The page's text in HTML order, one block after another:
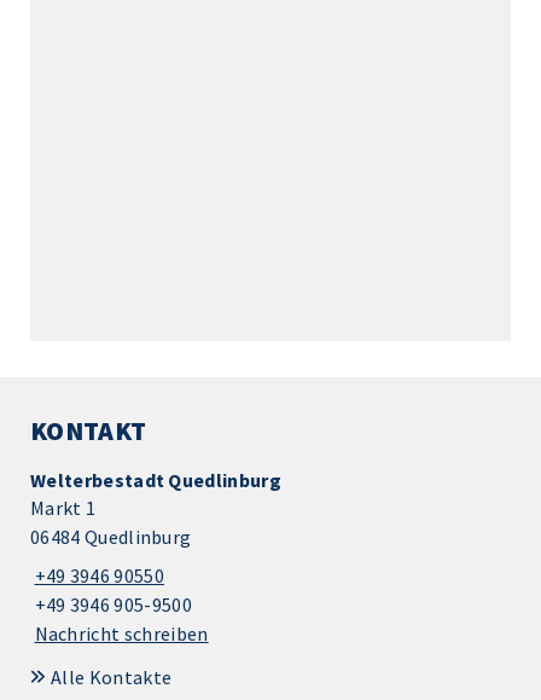
KONTAKT
Welterbestadt Quedlinburg
Markt 1
06484 Quedlinburg
+49 3946 90550
+49 3946 905-9500
Nachricht schreiben
Alle Kontakte